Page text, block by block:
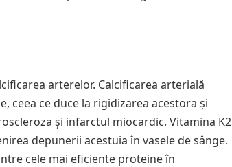
arterelor. Calcificarea arterială
ceea ce duce la rigidizarea acestora și
și infarctul miocardic. Vitamina K2
depunerii acestuia în vasele de sânge.
cele mai eficiente proteine în